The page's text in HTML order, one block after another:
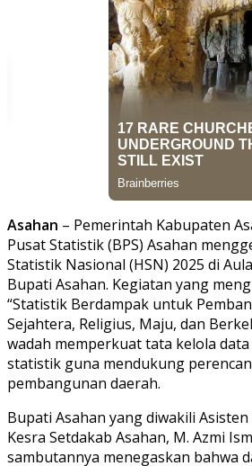
Asahan – Pemerintah Kabupaten
Pusat Statistik (BPS) Asahan
Statistik Nasional (HSN) 2025 di
Bupati Asahan. Kegiatan yang
“Statistik Berdampak untuk
Sejahtera, Religius, Maju, dan
wadah memperkuat tata kelola
statistik guna mendukung
pembangunan daerah.
Bupati Asahan yang diwakili
Kesra Setdakab Asahan, M. Azmi
sambutannya menegaskan bahwa